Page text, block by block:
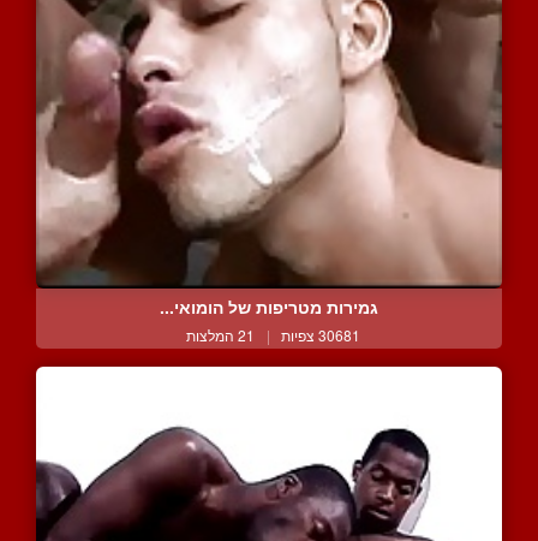
גמירות מטריפות של הומואי...
30681 צפיות | 21 המלצות